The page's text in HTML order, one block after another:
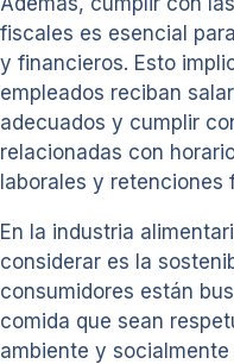
fiscales es esencial
y financieros. Esto
empleados reciban
adecuados y cumplir
relacionadas con
laborales y retenciones
En la industria
considerar es la
consumidores están
comida que sean
ambiente y